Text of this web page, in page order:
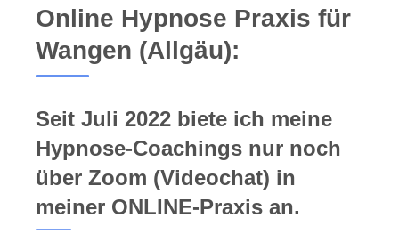
Online Hypnose Praxis für
Wangen (Allgäu):
Seit Juli 2022 biete ich meine
Hypnose-Coachings nur noch
über Zoom (Videochat) in
meiner ONLINE-Praxis an.